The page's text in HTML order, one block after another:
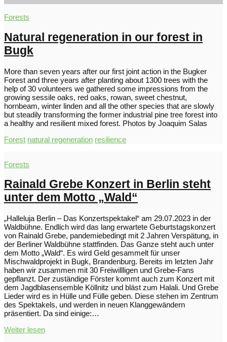
Forests
Natural regeneration in our forest in
Bugk
More than seven years after our first joint action in the Bugker
Forest and three years after planting about 1300 trees with the
help of 30 volunteers we gathered some impressions from the
growing sessile oaks, red oaks, rowan, sweet chestnut,
hornbeam, winter linden and all the other species that are slowly
but steadily transforming the former industrial pine tree forest into
a healthy and resilient mixed forest. Photos by Joaquim Salas
Forest natural regeneration resilience
Forests
Rainald Grebe Konzert in Berlin steht
unter dem Motto „Wald“
„Halleluja Berlin – Das Konzertspektakel“ am 29.07.2023 in der
Waldbühne. Endlich wird das lang erwartete Geburtstagskonzert
von Rainald Grebe, pandemiebedingt mit 2 Jahren Verspätung, in
der Berliner Waldbühne stattfinden. Das Ganze steht auch unter
dem Motto „Wald“. Es wird Geld gesammelt für unser
Mischwaldprojekt in Bugk, Brandenburg. Bereits im letzten Jahr
haben wir zusammen mit 30 Freiwillligen und Grebe-Fans
gepflanzt. Der zuständige Förster kommt auch zum Konzert mit
dem Jagdblasensemble Köllnitz und bläst zum Halali. Und Grebe
Lieder wird es in Hülle und Fülle geben. Diese stehen im Zentrum
des Spektakels, und werden in neuen Klanggewändern
präsentiert. Da sind einige:…
Weiter lesen